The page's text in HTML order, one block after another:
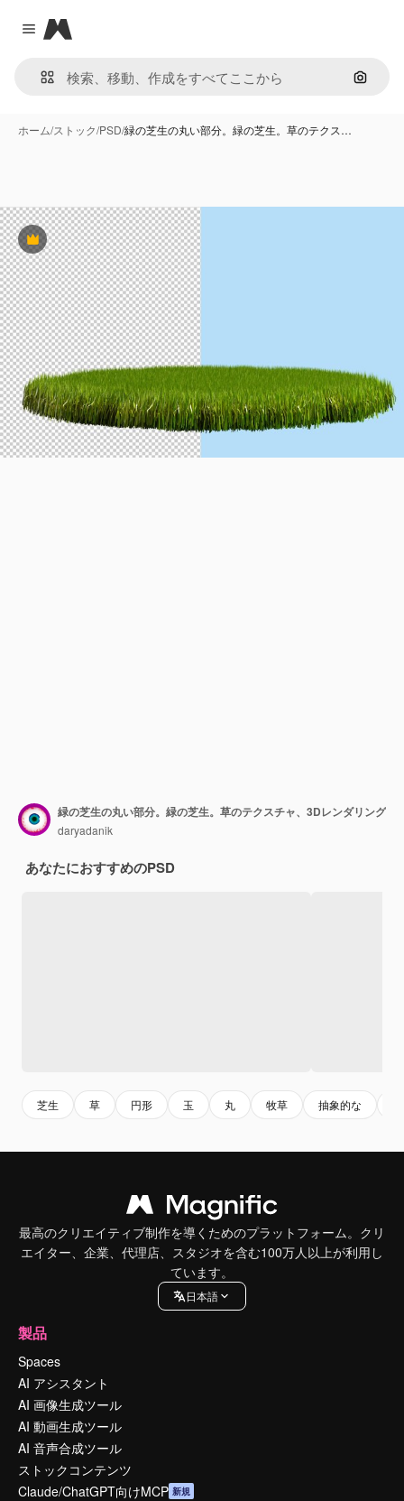
Close menu
Magnific
画像で
ホーム/ストック/PSD/緑の芝生の丸い部分。緑の芝生。草のテクス…
Premium
緑の芝生の丸い部分。緑の芝生。草のテクスチャ、3Dレンダリング
daryadanik
あなたにおすすめのPSD
芝生 草 円形 玉 丸 牧草 抽象的な
最高のクリエイティブ制作を導くためのプラットフォーム。クリ
エイター、企業、代理店、スタジオを含む100万人以上が利用し
ています。
日本語
製品
Spaces
AI アシスタント
AI 画像生成ツール
AI 動画生成ツール
AI 音声合成ツール
ストックコンテンツ
Claude/ChatGPT向けMCP 新規